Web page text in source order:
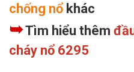
chống nổ khác
➥Tìm hiểu thêm
cháy nổ 6295